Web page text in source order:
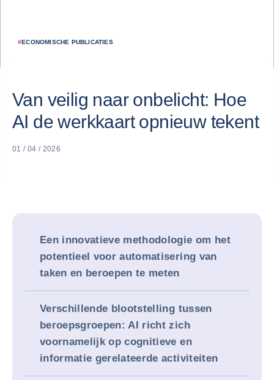
#ECONOMISCHE PUBLICATIES
Van veilig naar onbelicht: Hoe
AI de werkkaart opnieuw tekent
01 / 04 / 2026
Een innovatieve methodologie om het
potentieel voor automatisering van
taken en beroepen te meten
Verschillende blootstelling tussen
beroepsgroepen: AI richt zich
voornamelijk op cognitieve en
informatie gerelateerde activiteiten